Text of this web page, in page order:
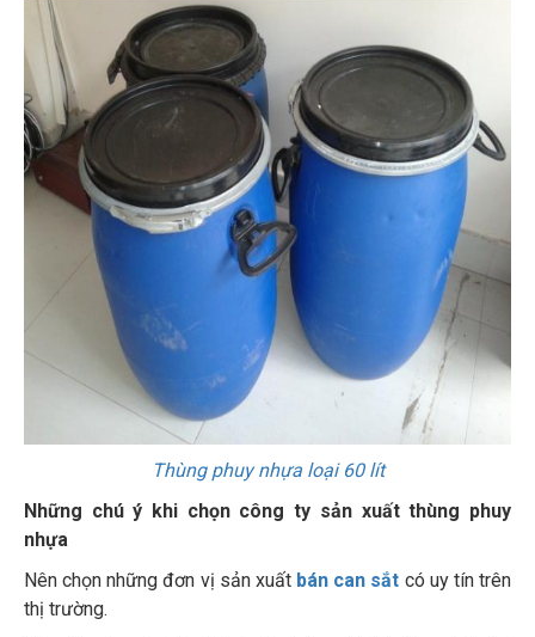
Thùng phuy nhựa loại 60 lít
Những chú ý khi chọn công ty sản xuất thùng phuy
nhựa
Nên chọn những đơn vị sản xuất bán can sắt có uy tín trên
thị trường.